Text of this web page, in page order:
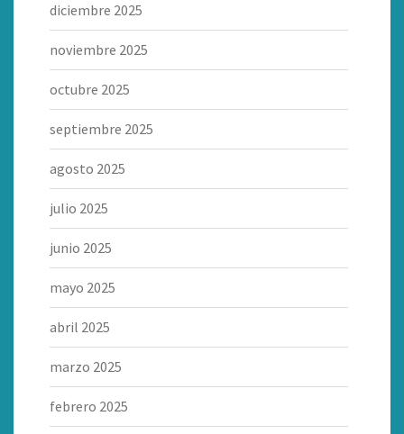
diciembre 2025
noviembre 2025
octubre 2025
septiembre 2025
agosto 2025
julio 2025
junio 2025
mayo 2025
abril 2025
marzo 2025
febrero 2025